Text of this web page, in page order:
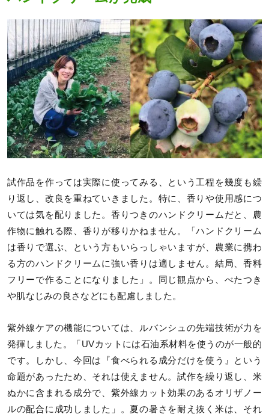
試作品を作っては実際に使ってみる、という工程を幾度も繰
り返し、改良を重ねていきました。特に、香りや使用感につ
いては気を配りました。香りつきのハンドクリームだと、農
作物に触れる際、香りが移りかねません。「ハンドクリーム
は香りで選ぶ、という方もいらっしゃいますが、農業に携わ
る方のハンドクリームに強い香りは適しません。結局、香料
フリーで作ることになりました」。同じ観点から、べたつき
や肌なじみの良さなどにも配慮しました。
紫外線ケアの機能については、ルバンシュの先端技術が力を
発揮しました。「UVカットには石油系材料を使うのが一般的
です。しかし、今回は『食べられる成分だけを使う』という
命題があったため、それは使えません。試作を繰り返し、米
ぬかに含まれる成分で、紫外線カット効果のあるオリザノー
ルの配合に成功しました」。夏の暑さを耐え抜く米は、それ